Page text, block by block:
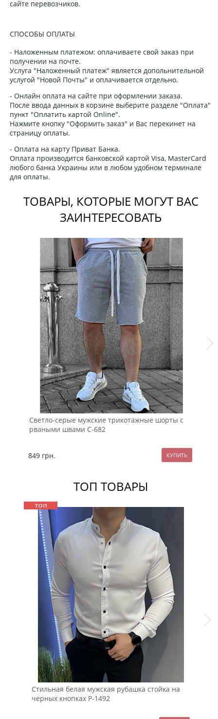
сайте перевозчиков.
СПОСОБЫ ОПЛАТЫ
- Наложенным платежом: оплачиваете свой заказ при
получении на почте.
Услуга "Наложенный платеж" является допольнительной
услугой "Новой Почты" и оплачивается отдельно.
- Онлайн оплата на сайте при оформлении заказа.
После ввода данных в корзине выберите разделе "Оплата"
пункт "Оплатить картой Online".
Нажмите кнопку "Оформить заказ" и Вас перекинет на
страницу оплаты.
- Оплата на карту Приват Банка.
Оплата производится банковской картой Visa, MasterCard
любого банка Украины или в любом удобном терминале
для оплаты.
ТОВАРЫ, КОТОРЫЕ МОГУТ ВАС
ЗАИНТЕРЕСОВАТЬ
Светло-серые мужские трикотажные шорты с
рваными швами С-682
849 грн.
ТОП ТОВАРЫ
Стильная белая мужская рубашка стойка на
черных кнопках Р-1492